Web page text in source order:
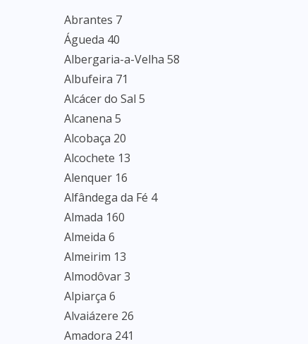
Abrantes 7
Águeda 40
Albergaria-a-Velha 58
Albufeira 71
Alcácer do Sal 5
Alcanena 5
Alcobaça 20
Alcochete 13
Alenquer 16
Alfândega da Fé 4
Almada 160
Almeida 6
Almeirim 13
Almodôvar 3
Alpiarça 6
Alvaiázere 26
Amadora 241